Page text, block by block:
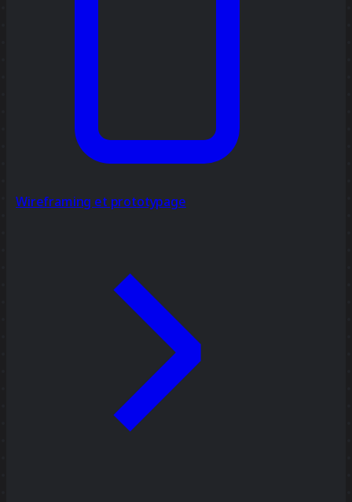
Wireframing et prototypage